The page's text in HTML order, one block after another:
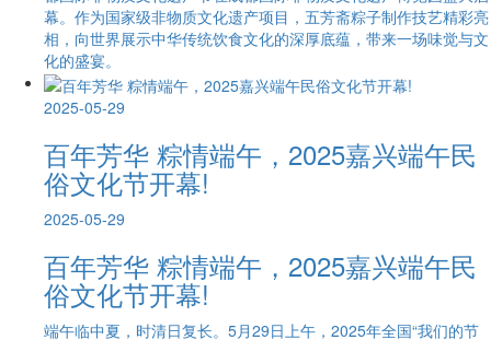
幕。作为国家级非物质文化遗产项目，五芳斋粽子制作技艺精彩亮
相，向世界展示中华传统饮食文化的深厚底蕴，带来一场味觉与文
化的盛宴。
2025-05-29
百年芳华 粽情端午，2025嘉兴端午民
俗文化节开幕!
2025-05-29
百年芳华 粽情端午，2025嘉兴端午民
俗文化节开幕!
端午临中夏，时清日复长。5月29日上午，2025年全国“我们的节